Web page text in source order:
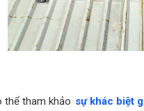
thể tham khảo sự khác biệt